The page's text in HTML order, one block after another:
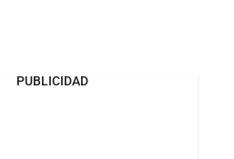
PUBLICIDAD